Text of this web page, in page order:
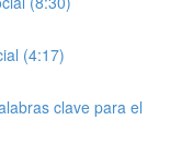
(4:17)
clave para el